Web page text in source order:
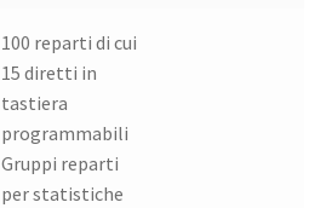
100 reparti di cui
15 diretti in
tastiera
programmabili
Gruppi reparti
per statistiche